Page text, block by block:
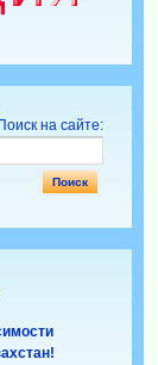
Поиск на сайте: